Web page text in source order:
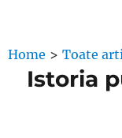
Home > Toate
Istoria